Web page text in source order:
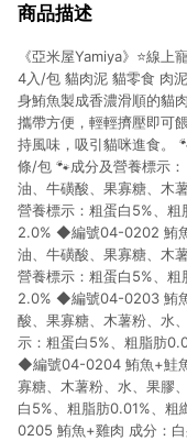
商品描述
《亞米屋Yamiya》⭐線
4入/包 貓肉泥 貓零食 肉
身鮪魚製成香濃滑順的貓
攜帶方便，輕輕擠壓即可
持風味，吸引貓咪進食。
條/包 🐾成分及營養標示
油、牛磺酸、果寡糖、木
營養標示：粗蛋白5%、
2.0% ◆編號04-0202 鮪
油、牛磺酸、果寡糖、木
營養標示：粗蛋白5%、
2.0% ◆編號04-0203 鮪
酸、果寡糖、木薯粉、水
示：粗蛋白5%、粗脂肪
◆編號04-0204 鮪魚+鮭
寡糖、木薯粉、水、果膠
白5%、粗脂肪0.01%、
0205 鮪魚+雞肉 成分：